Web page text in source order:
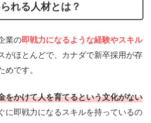
れる人材とは？
業の即戦力になるような経験やスキル
がほとんどで、カナダで新卒採用が存
です。
をかけて人を育てるという文化がない
に即戦力になるスキルを持っているの